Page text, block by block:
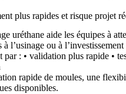
plus rapides et risque projet
uréthane aide les équipes à
l’usinage ou à
par : • validation plus rapide •
rapide de moules, une
disponibles.